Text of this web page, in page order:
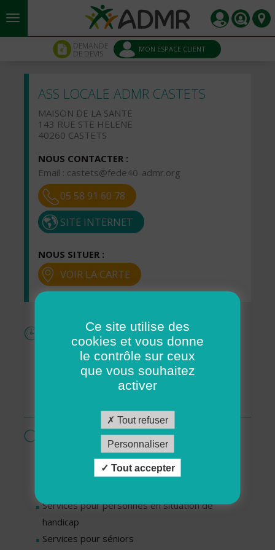
Aller au contenu principal
DEMANDE
DE DEVIS MON ESPACE CLIENT
ASS LOCALE ADMR CASTETS
MAISON DE LA SANTE
143 RUE STE HELENE
40260 CASTETS
NOUS CONTACTER :
Email : castets@fede40-admr.org
05 58 91 60 78
SITE INTERNET
NOUS SITUER :
VOIR LA CARTE
Lundi : De 09h00 à 12h00
Mardi : De 09h00 à 12h00
Jeudi : De 09h00 à 12h00
Services proposés par cette association
Garde d’enfants à domicile
Ménage - Repassage
Services pour personnes en situation de
handicap
Services pour séniors
Panneau de gestion des cookies
Ce site utilise des
cookies et vous donne
le contrôle sur ceux
que vous souhaitez
activer
Tout refuser
Personnaliser
Tout accepter